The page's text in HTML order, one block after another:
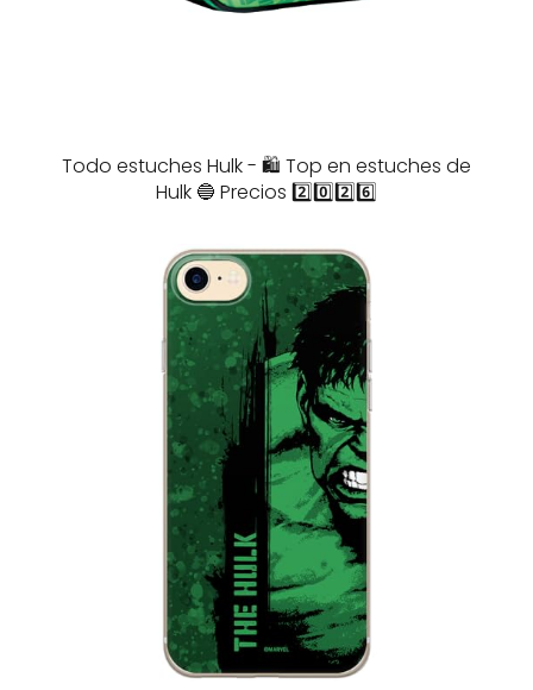
Todo estuches Hulk - 🛍️ Top en estuches de
Hulk 🔵 Precios 2️⃣0️⃣2️⃣6️⃣